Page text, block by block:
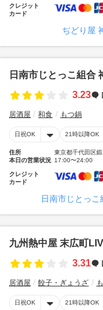
クレジット
カード
ぢどり屋
日南市じとっこ組合
3.23
居酒屋 和食 もつ鍋
日祝OK 21時以降OK
住所
東京都千代田区
本日の営業状況 17:00〜24:00
クレジット
カード
日南市じとっ
九州熱中屋 末広町
3.31
居酒屋 餃子・ぎょうざ
日祝OK 21時以降OK